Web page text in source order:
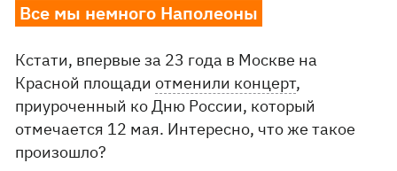
Все мы немного Наполеоны
Кстати, впервые за 23 года в Москве на
Красной площадиотменили концерт,
приуроченный ко Дню России, который
отмечается 12 мая. Интересно, что же такое
произошло?